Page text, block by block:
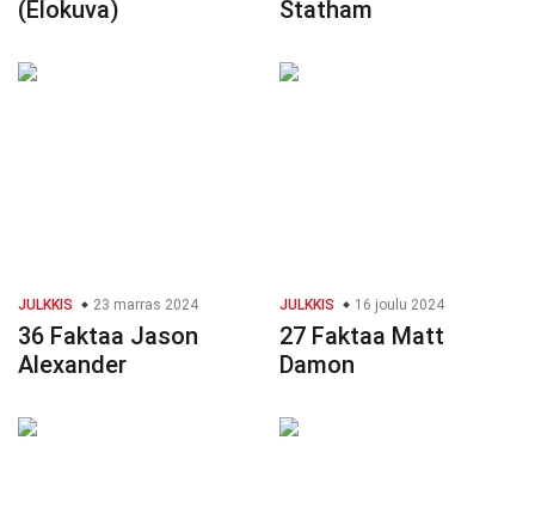
(Elokuva)
Statham
JULKKIS 23 marras 2024
36 Faktaa Jason
Alexander
JULKKIS 16 joulu 2024
27 Faktaa Matt
Damon